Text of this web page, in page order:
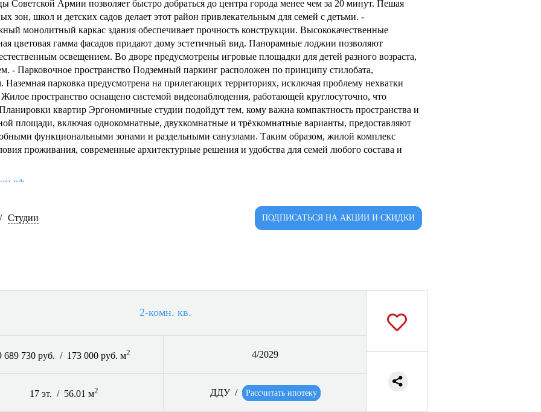
Армии позволяет быстро добраться до центра города менее чем за 20 минут. Пешая
зон, школ и детских садов делает этот район привлекательным для семей с детьми. -
монолитный каркас здания обеспечивает прочность конструкции. Высококачественные
цветовая гамма фасадов придают дому эстетичный вид. Панорамные лоджии позволяют
освещением. Во дворе предусмотрены игровые площадки для детей разного возраста,
- Парковочное пространство Подземный паркинг расположен по принципу стилобата,
Наземная парковка предусмотрена на прилегающих территориях, исключая проблему нехватки
пространство оснащено системой видеонаблюдения, работающей круглосуточно, что
квартир Эргономичные студии подойдут тем, кому важна компактность пространства и
площади, включая однокомнатные, двухкомнатные и трёхкомнатные варианты, предоставляют
функциональными зонами и раздельными санузлами. Таким образом, жилой комплекс
проживания, современные архитектурные решения и удобства для семей любого состава и
/ Студии ПОДПИСАТЬСЯ НА АКЦИИ И СКИДКИ
2-комн. кв.
689 730 руб. / 173 000 руб. м2 4/2029
17 эт. / 56.01 м2 ДДУ / Рассчитать ипотеку